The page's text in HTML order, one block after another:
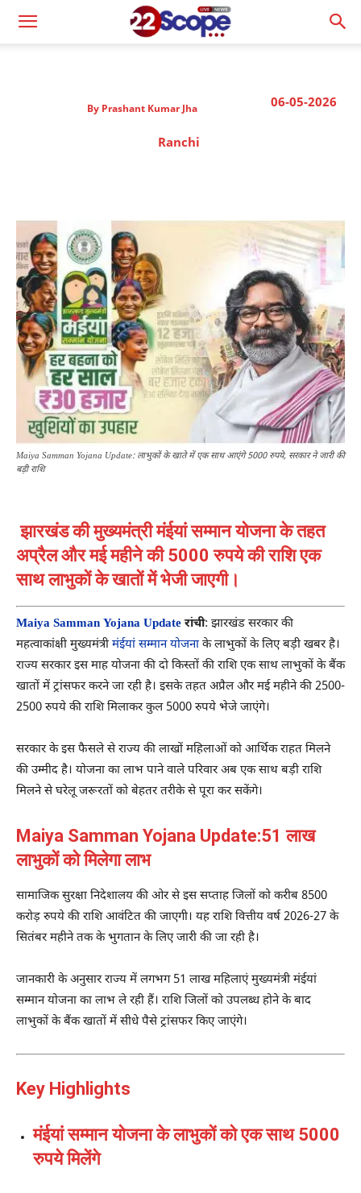
06-05-2026
By Prashant Kumar Jha
Ranchi
Maiya Samman Yojana Update: लाभुकों के खाते में एक साथ आएंगे 5000 रुपये, सरकार ने जारी की
बड़ी राशि
झारखंड की मुख्यमंत्री मंईयां सम्मान योजना के तहत
अप्रैल और मई महीने की 5000 रुपये की राशि एक
साथ लाभुकों के खातों में भेजी जाएगी।
Maiya Samman Yojana Update रांची: झारखंड सरकार की
महत्वाकांक्षी मुख्यमंत्री मंईयां सम्मान योजनाके लाभुकों के लिए बड़ी खबर है।
राज्य सरकार इस माह योजना की दो किस्तों की राशि एक साथ लाभुकों के बैंक
खातों में ट्रांसफर करने जा रही है। इसके तहत अप्रैल और मई महीने की 2500-
2500 रुपये की राशि मिलाकर कुल 5000 रुपये भेजे जाएंगे।
सरकार के इस फैसले से राज्य की लाखों महिलाओं को आर्थिक राहत मिलने
की उम्मीद है। योजना का लाभ पाने वाले परिवार अब एक साथ बड़ी राशि
मिलने से घरेलू जरूरतों को बेहतर तरीके से पूरा कर सकेंगे।
Maiya Samman Yojana Update:51 लाख
लाभुकों को मिलेगा लाभ
सामाजिक सुरक्षा निदेशालय की ओर से इस सप्ताह जिलों को करीब 8500
करोड़ रुपये की राशि आवंटित की जाएगी। यह राशि वित्तीय वर्ष 2026-27 के
सितंबर महीने तक के भुगतान के लिए जारी की जा रही है।
जानकारी के अनुसार राज्य में लगभग 51 लाख महिलाएं मुख्यमंत्री मंईयां
सम्मान योजना का लाभ ले रही हैं। राशि जिलों को उपलब्ध होने के बाद
लाभुकों के बैंक खातों में सीधे पैसे ट्रांसफर किए जाएंगे।
Key Highlights
मंईयां सम्मान योजना के लाभुकों को एक साथ 5000
रुपये मिलेंगे